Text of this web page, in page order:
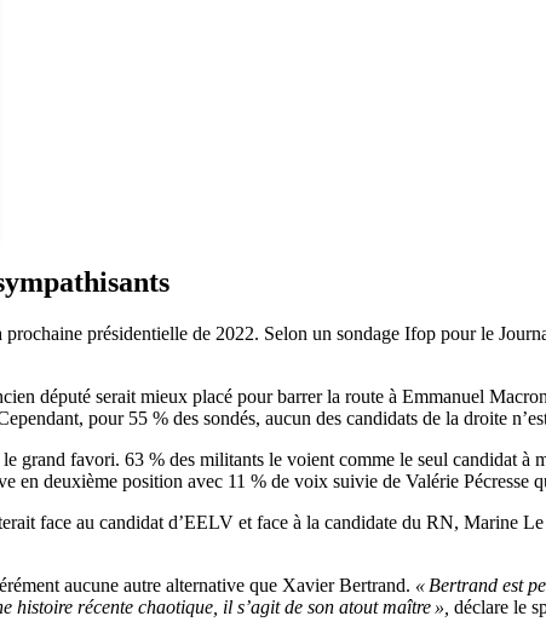
présidentielle de 2022. Selon un sondage Ifop pour le
député serait mieux placé pour barrer la route à Emmanuel
pour 55 % des sondés, aucun des candidats de la droite
grand favori. 63 % des militants le voient comme le seul candidat à
deuxième position avec 11 % de voix suivie de Valérie Pécresse
face au candidat d’EELV et face à la candidate du RN, Marine
aucune autre alternative que Xavier Bertrand. « Bertrand est
histoire récente chaotique, il s’agit de son atout maître », déclare le